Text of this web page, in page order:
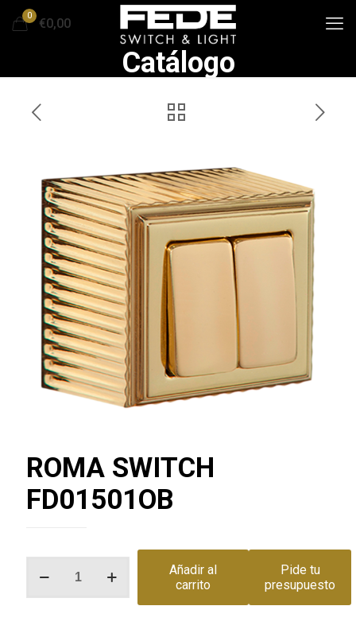
0
€0,00
Catálogo
ROMA SWITCH
FD01501OB
SWITCH
Añadir al
carrito
Pide tu
presupuesto